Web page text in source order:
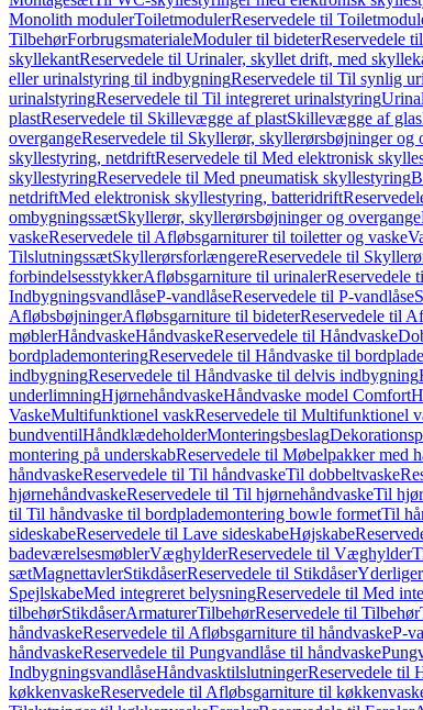
Monolith modulerToiletmodulerReservedele til
TilbehørForbrugsmaterialeModuler til bideterReservedele
skyllekantReservedele til Urinaler, skyllet drift, med
eller urinalstyring til indbygningReservedele til Til synlig
urinalstyringReservedele til Til integreret urinalstyring
plastReservedele til Skillevægge af plastSkillevægge af glas
overgangeReservedele til Skyllerør, skyllerørsbøjninger og
skyllestyring, netdriftReservedele til Med elektronisk
skyllestyringReservedele til Med pneumatisk skyllestyring
netdriftMed elektronisk skyllestyring, batteridrift
ombygningssætSkyllerør, skyllerørsbøjninger og overgange
vaskeReservedele til Afløbsgarniturer til toiletter og vaske
TilslutningssætSkyllerørsforlængereReservedele til
forbindelsesstykkerAfløbsgarniture til urinalerReservedele
IndbygningsvandlåseP-vandlåseReservedele til P-vandlåse
AfløbsbøjningerAfløbsgarniture til bideterReservedele til
møblerHåndvaskeHåndvaskeReservedele til Håndvaske
bordplademonteringReservedele til Håndvaske til
indbygningReservedele til Håndvaske til delvis indbygning
underlimningHjørnehåndvaskeHåndvaske model Comfort
VaskeMultifunktionel vaskReservedele til Multifunktionel
bundventilHåndklædeholderMonteringsbeslag
montering på underskabReservedele til Møbelpakker med
håndvaskeReservedele til Til håndvaskeTil dobbeltvaske
hjørnehåndvaskeReservedele til Til hjørnehåndvaskeTil
til Til håndvaske til bordplademontering bowle formetTil
sideskabeReservedele til Lave sideskabeHøjskabe
badeværelsesmøblerVæghylderReservedele til Væghylder
sætMagnettavlerStikdåserReservedele til Stikdåser
SpejlskabeMed integreret belysningReservedele til Med
tilbehørStikdåserArmaturerTilbehørReservedele til Tilbehør
håndvaskeReservedele til Afløbsgarniture til håndvaskeP-
håndvaskeReservedele til Pungvandlåse til håndvaske
IndbygningsvandlåseHåndvasktilslutningerReservedele til
køkkenvaskeReservedele til Afløbsgarniture til